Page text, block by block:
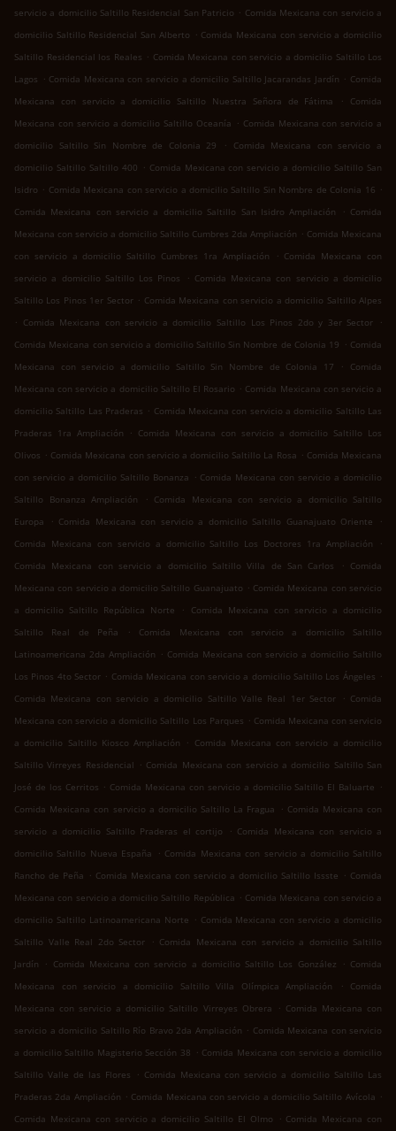
servicio a domicilio Saltillo Residencial San Patricio . Comida Mexicana con servicio a
domicilio Saltillo Residencial San Alberto . Comida Mexicana con servicio a domicilio
Saltillo Residencial los Reales . Comida Mexicana con servicio a domicilio Saltillo Los
Lagos . Comida Mexicana con servicio a domicilio Saltillo Jacarandas Jardín . Comida
Mexicana con servicio a domicilio Saltillo Nuestra Señora de Fátima
.
Comida
Mexicana con servicio a domicilio Saltillo Oceanía . Comida Mexicana con servicio a
domicilio Saltillo Sin Nombre de Colonia 29
.
Comida Mexicana con servicio a
domicilio Saltillo Saltillo 400 . Comida Mexicana con servicio a domicilio Saltillo San
Isidro . Comida Mexicana con servicio a domicilio Saltillo Sin Nombre de Colonia 16 .
Comida Mexicana con servicio a domicilio Saltillo San Isidro Ampliación
. Comida
Mexicana con servicio a domicilio Saltillo Cumbres 2da Ampliación . Comida Mexicana
con servicio a domicilio Saltillo Cumbres 1ra Ampliación
. Comida Mexicana con
servicio a domicilio Saltillo Los Pinos
. Comida Mexicana con servicio a domicilio
Saltillo Los Pinos 1er Sector . Comida Mexicana con servicio a domicilio Saltillo Alpes
. Comida Mexicana con servicio a domicilio Saltillo Los Pinos 2do y 3er Sector
.
Comida Mexicana con servicio a domicilio Saltillo Sin Nombre de Colonia 19 . Comida
Mexicana con servicio a domicilio Saltillo Sin Nombre de Colonia 17
.
Comida
Mexicana con servicio a domicilio Saltillo El Rosario . Comida Mexicana con servicio a
domicilio Saltillo Las Praderas . Comida Mexicana con servicio a domicilio Saltillo Las
Praderas 1ra Ampliación
. Comida Mexicana con servicio a domicilio Saltillo Los
Olivos . Comida Mexicana con servicio a domicilio Saltillo La Rosa . Comida Mexicana
con servicio a domicilio Saltillo Bonanza . Comida Mexicana con servicio a domicilio
Saltillo Bonanza Ampliación
. Comida Mexicana con servicio a domicilio Saltillo
Europa
. Comida Mexicana con servicio a domicilio Saltillo Guanajuato Oriente
.
Comida Mexicana con servicio a domicilio Saltillo Los Doctores 1ra Ampliación
.
Comida Mexicana con servicio a domicilio Saltillo Villa de San Carlos
. Comida
Mexicana con servicio a domicilio Saltillo Guanajuato . Comida Mexicana con servicio
a domicilio Saltillo República Norte
.
Comida Mexicana con servicio a domicilio
Saltillo Real de Peña
.
Comida Mexicana con servicio a domicilio Saltillo
Latinoamericana 2da Ampliación . Comida Mexicana con servicio a domicilio Saltillo
Los Pinos 4to Sector . Comida Mexicana con servicio a domicilio Saltillo Los Ángeles .
Comida Mexicana con servicio a domicilio Saltillo Valle Real 1er Sector
. Comida
Mexicana con servicio a domicilio Saltillo Los Parques . Comida Mexicana con servicio
a domicilio Saltillo Kiosco Ampliación
. Comida Mexicana con servicio a domicilio
Saltillo Virreyes Residencial . Comida Mexicana con servicio a domicilio Saltillo San
José de los Cerritos . Comida Mexicana con servicio a domicilio Saltillo El Baluarte .
Comida Mexicana con servicio a domicilio Saltillo La Fragua
. Comida Mexicana con
servicio a domicilio Saltillo Praderas el cortijo
. Comida Mexicana con servicio a
domicilio Saltillo Nueva España
. Comida Mexicana con servicio a domicilio Saltillo
Rancho de Peña . Comida Mexicana con servicio a domicilio Saltillo Issste . Comida
Mexicana con servicio a domicilio Saltillo República . Comida Mexicana con servicio a
domicilio Saltillo Latinoamericana Norte . Comida Mexicana con servicio a domicilio
Saltillo Valle Real 2do Sector
. Comida Mexicana con servicio a domicilio Saltillo
Jardín
. Comida Mexicana con servicio a domicilio Saltillo Los González . Comida
Mexicana con servicio a domicilio Saltillo Villa Olímpica Ampliación
.
Comida
Mexicana con servicio a domicilio Saltillo Virreyes Obrera
. Comida Mexicana con
servicio a domicilio Saltillo Río Bravo 2da Ampliación . Comida Mexicana con servicio
a domicilio Saltillo Magisterio Sección 38 . Comida Mexicana con servicio a domicilio
Saltillo Valle de las Flores
. Comida Mexicana con servicio a domicilio Saltillo Las
Praderas 2da Ampliación . Comida Mexicana con servicio a domicilio Saltillo Avícola .
Comida Mexicana con servicio a domicilio Saltillo El Olmo
. Comida Mexicana con